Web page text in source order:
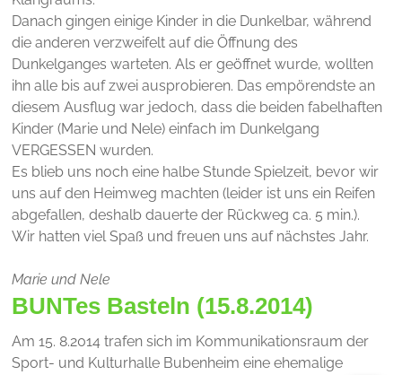
Danach gingen einige Kinder in die Dunkelbar, während
die anderen verzweifelt auf die Öffnung des
Dunkelganges warteten. Als er geöffnet wurde, wollten
ihn alle bis auf zwei ausprobieren. Das empörendste an
diesem Ausflug war jedoch, dass die beiden fabelhaften
Kinder (Marie und Nele) einfach im Dunkelgang
VERGESSEN wurden.
Es blieb uns noch eine halbe Stunde Spielzeit, bevor wir
uns auf den Heimweg machten (leider ist uns ein Reifen
abgefallen, deshalb dauerte der Rückweg ca. 5 min.).
Wir hatten viel Spaß und freuen uns auf nächstes Jahr.
Marie und Nele
BUNTes Basteln (15.8.2014)
Am 15. 8.2014 trafen sich im Kommunikationsraum der
Sport- und Kulturhalle Bubenheim eine ehemalige